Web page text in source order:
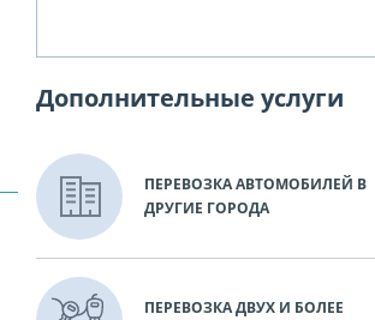
Дополнительные услуги
ПЕРЕВОЗКА АВТОМОБИЛЕЙ В
ДРУГИЕ ГОРОДА
ПЕРЕВОЗКА ДВУХ И БОЛЕЕ